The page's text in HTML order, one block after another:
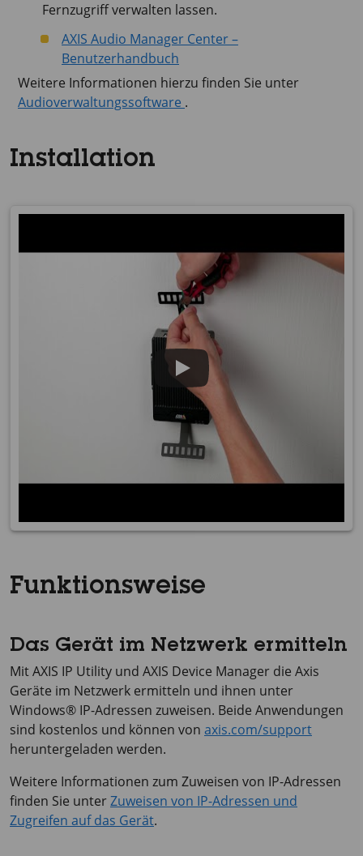
Fernzugriff verwalten lassen.
AXIS Audio Manager Center –
Benutzerhandbuch
Weitere Informationen hierzu finden Sie unter
Audioverwaltungssoftware .
Installation
Funktionsweise
Das Gerät im Netzwerk ermitteln
MitAXIS IP Utility und AXIS Device Manager die Axis
Geräte im Netzwerk ermitteln und ihnen unter
Windows® IP-Adressen zuweisen. Beide Anwendungen
sind kostenlos und können von axis.com/support
heruntergeladen werden.
Weitere Informationen zum Zuweisen von IP-Adressen
finden Sie unterZuweisen von IP-Adressen und
Zugreifen auf das Gerät.